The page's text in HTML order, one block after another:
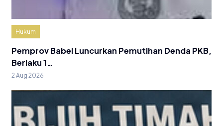
Hukum
Pemprov Babel Luncurkan Pemutihan Denda PKB,
Berlaku 1…
2 Aug 2026